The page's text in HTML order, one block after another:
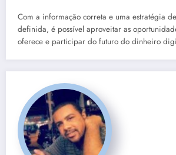
Com a informação correta e uma estratégia
definida, é possível aproveitar as
oferece e participar do futuro do dinheiro